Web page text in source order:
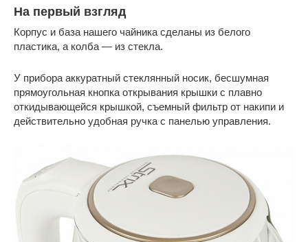
На первый взгляд
Корпус и база нашего чайника сделаны из белого
пластика, а колба — из стекла.
У прибора аккуратный стеклянный носик, бесшумная
прямоугольная кнопка открывания крышки с плавно
откидывающейся крышкой, съемный фильтр от накипи и
действительно удобная ручка с панелью управления.